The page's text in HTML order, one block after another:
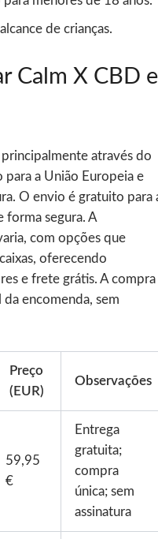
de crianças.
Calm X CBD e
através do
a União Europeia e
O envio é gratuito para
forma segura. A
com opções que
oferecendo
e frete grátis. A compra
encomenda, sem
Preço
(EUR)
Observações
59,95
€
Entrega
gratuita;
compra
única; sem
assinatura